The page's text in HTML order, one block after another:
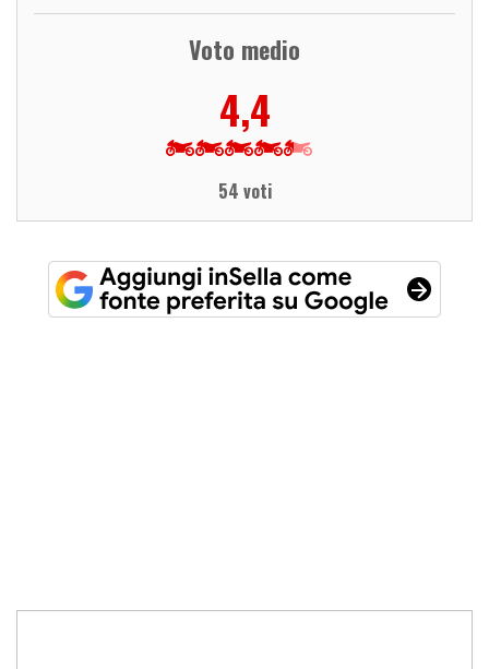
Voto medio
4,4
54 voti